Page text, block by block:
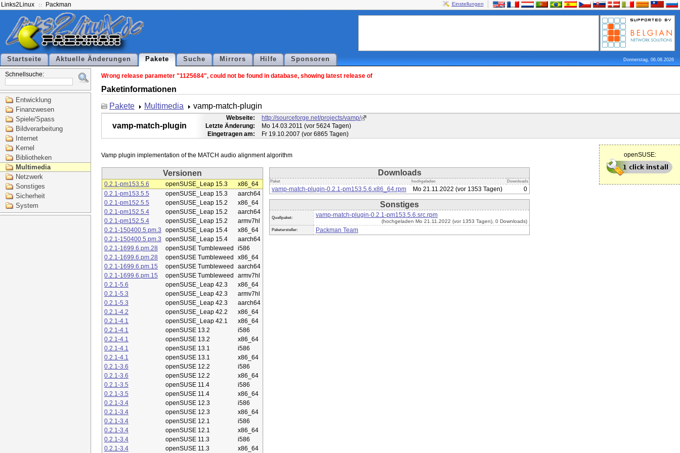
Links2Linux Packman Einstellungen
Startseite Aktuelle Änderungen Pakete Suche Mirrors Hilfe Sponsoren Donnerstag, 06.08.2026
Schnellsuche:
Entwicklung
Finanzwesen
Spiele/Spass
Bildverarbeitung
Internet
Kernel
Bibliotheken
Multimedia
Netzwerk
Sonstiges
Sicherheit
System
Wrong release parameter "1125684", could not be found in database, showing latest release of
Paketinformationen
Pakete
Multimedia vamp-match-plugin
vamp-match-plugin
Webseite:
http://sourceforge.net/projects/vamp/
Letzte Änderung:
Mo 14.03.2011 (vor 5624 Tagen)
Eingetragen am:
Fr 19.10.2007 (vor 6865 Tagen)
openSUSE:
Versionen
0.2.1-pm153.5.6 openSUSE_Leap 15.3
x86_64
0.2.1-pm153.5.5
openSUSE_Leap 15.3
aarch64
0.2.1-pm152.5.5
openSUSE_Leap 15.2
x86_64
0.2.1-pm152.5.4
openSUSE_Leap 15.2
aarch64
0.2.1-pm152.5.4
openSUSE_Leap 15.2
armv7hl
0.2.1-150400.5.pm.3
openSUSE_Leap 15.4
x86_64
0.2.1-150400.5.pm.3
openSUSE_Leap 15.4
aarch64
0.2.1-1699.6.pm.28
openSUSE Tumbleweed
i586
0.2.1-1699.6.pm.28
openSUSE Tumbleweed
x86_64
0.2.1-1699.6.pm.15
openSUSE Tumbleweed
aarch64
0.2.1-1699.6.pm.15
openSUSE Tumbleweed
armv7hl
0.2.1-5.6
openSUSE_Leap 42.3
x86_64
0.2.1-5.3
openSUSE_Leap 42.3
armv7hl
0.2.1-5.3
openSUSE_Leap 42.3
aarch64
0.2.1-4.2
openSUSE_Leap 42.2
x86_64
0.2.1-4.1
openSUSE_Leap 42.1
x86_64
0.2.1-4.1
openSUSE 13.2
i586
0.2.1-4.1
openSUSE 13.2
x86_64
0.2.1-4.1
openSUSE 13.1
i586
0.2.1-4.1
openSUSE 13.1
x86_64
0.2.1-3.6
openSUSE 12.2
i586
0.2.1-3.6
openSUSE 12.2
x86_64
0.2.1-3.5
openSUSE 11.4
i586
0.2.1-3.5
openSUSE 11.4
x86_64
0.2.1-3.4
openSUSE 12.3
i586
0.2.1-3.4
openSUSE 12.3
x86_64
0.2.1-3.4
openSUSE 12.1
i586
0.2.1-3.4
openSUSE 12.1
x86_64
0.2.1-3.4
openSUSE 11.3
i586
0.2.1-3.4
openSUSE 11.3 x86_64
Downloads
Paket hochgeladen Downloads
vamp-match-plugin-0.2.1-pm153.5.6.x86_64.rpm Mo 21.11.2022 (vor 1353 Tagen) 0
Sonstiges
Quellpaket: vamp-match-plugin-0.2.1-pm153.5.6.src.rpm
(hochgeladen Mo 21.11.2022 (vor 1353 Tagen), 0 Downloads)
Paketersteller: Packman Team